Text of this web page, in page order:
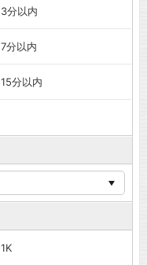
3分以内
7分以内
15分以内
1K